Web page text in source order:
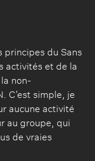
principes du Sans
activités et de la
non-
C’est simple, je
aucune activité
au groupe, qui
de vraies